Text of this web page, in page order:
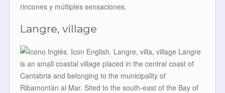
rincones y múltiples sensaciones.
Langre, village
Langre
is an small coastal village placed in the central coast of
Cantabria and belonging to the municipality of
Ribamontán al Mar. Sited to the south-east of the Bay of